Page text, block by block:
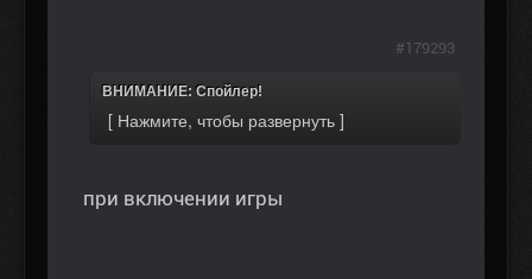
ВНИМАНИЕ: Спойлер!
при включении игры
#179293